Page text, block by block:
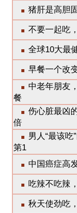
猪肝是高胆
不要一起吃
全球10大最
早餐一个改
中老年朋友
餐
伤心脏最凶
倍
男人“最该吃
第1
中国癌症高
吃辣不吃辣
秋天使劲吃